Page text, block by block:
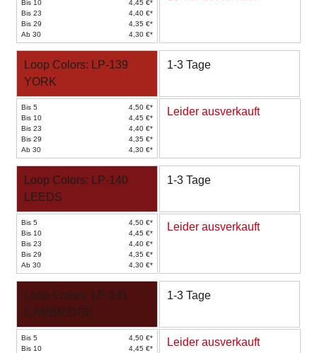
Bis 10
4,45 €*
Bis 23
4,40 €*
Bis 29
4,35 €*
Ab 30
4,30 €*
Loop Colors: LP-139
YORK
1-3 Tage
Bis 5
4,50 €*
Bis 10
4,45 €*
Bis 23
4,40 €*
Bis 29
4,35 €*
Ab 30
4,30 €*
Leider ausverkauft
Loop Colors: LP-140
LEEDS
1-3 Tage
Bis 5
4,50 €*
Bis 10
4,45 €*
Bis 23
4,40 €*
Bis 29
4,35 €*
Ab 30
4,30 €*
Leider ausverkauft
Loop Colors: LP-141
CAMBRIDGE
1-3 Tage
Bis 5
4,50 €*
Bis 10
4,45 €*
Leider ausverkauft